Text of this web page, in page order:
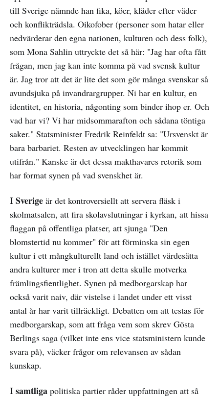
till Sverige nämnde han fika, köer, kläder efter väder
och konflikträdsla. Oikofober (personer som hatar eller
nedvärderar den egna nationen, kulturen och dess folk),
som Mona Sahlin uttryckte det så här: "Jag har ofta fått
frågan, men jag kan inte komma på vad svensk kultur
är. Jag tror att det är lite det som gör många svenskar så
avundsjuka på invandrargrupper. Ni har en kultur, en
identitet, en historia, någonting som binder ihop er. Och
vad har vi? Vi har midsommarafton och sådana töntiga
saker." Statsminister Fredrik Reinfeldt sa: "Ursvenskt är
bara barbariet. Resten av utvecklingen har kommit
utifrån." Kanske är det dessa makthavares retorik som
har format synen på vad svenskhet är.
I Sverige är det kontroversiellt att servera fläsk i
skolmatsalen, att fira skolavslutningar i kyrkan, att hissa
flaggan på offentliga platser, att sjunga "Den
blomstertid nu kommer" för att förminska sin egen
kultur i ett mångkulturellt land och istället värdesätta
andra kulturer mer i tron att detta skulle motverka
främlingsfientlighet. Synen på medborgarskap har
också varit naiv, där vistelse i landet under ett visst
antal år har varit tillräckligt. Debatten om att testas för
medborgarskap, som att fråga vem som skrev Gösta
Berlings saga (vilket inte ens vice statsministern kunde
svara på), väcker frågor om relevansen av sådan
kunskap.
I samtliga politiska partier råder uppfattningen att så